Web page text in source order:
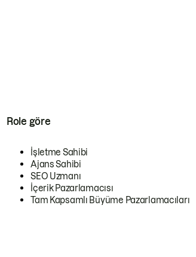
Role göre
İşletme Sahibi
Ajans Sahibi
SEO Uzmanı
İçerik Pazarlamacısı
Tam Kapsamlı Büyüme Pazarlamacıları